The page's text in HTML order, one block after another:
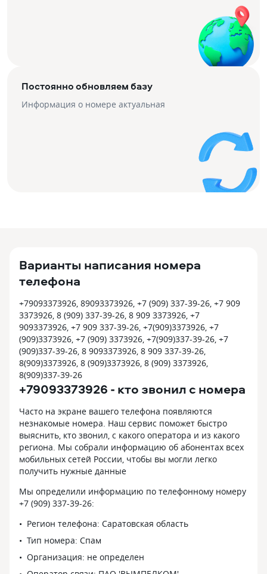
Постоянно обновляем базу
Информация о номере актуальная
Варианты написания номера
телефона
+79093373926, 89093373926, +7 (909) 337-39-26, +7 909
3373926, 8 (909) 337-39-26, 8 909 3373926, +7
9093373926, +7 909 337-39-26, +7(909)3373926, +7
(909)3373926, +7 (909) 3373926, +7(909)337-39-26, +7
(909)337-39-26, 8 9093373926, 8 909 337-39-26,
8(909)3373926, 8 (909)3373926, 8 (909) 3373926,
8(909)337-39-26
+79093373926 - кто звонил с номера
Часто на экране вашего телефона появляются
незнакомые номера. Наш сервис поможет быстро
выяснить, кто звонил, с какого оператора и из какого
региона. Мы собрали информацию об абонентах всех
мобильных сетей России, чтобы вы могли легко
получить нужные данные
Мы определили информацию по телефонному номеру
+7 (909) 337-39-26:
Регион телефона: Саратовская область
Тип номера: Спам
Организация: не определен